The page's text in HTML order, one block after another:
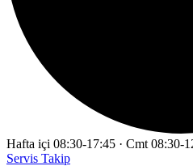
Hafta içi 08:30-17:45 · Cmt 08:30-
Servis Takip